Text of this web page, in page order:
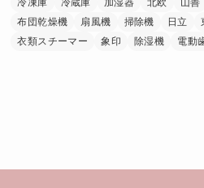
冷凍庫
冷蔵庫 加湿器 北欧 山善
布団乾燥機
扇風機 掃除機 日立
衣類スチーマー
象印 除湿機 電動